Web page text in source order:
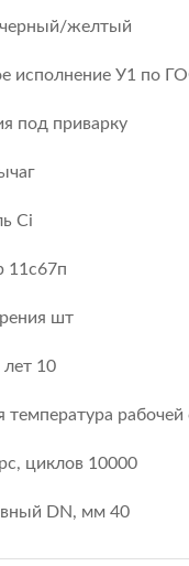
черный/желтый
исполнение У1 по
под приварку
Ci
11с67п
шт
10
температура
циклов 10000
DN, мм 40